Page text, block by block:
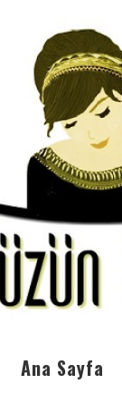
Ana Sayfa